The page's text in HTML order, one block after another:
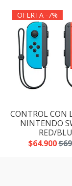
OFERTA -7%
CONTROL CON
NINTENDO
RED/
$64.900